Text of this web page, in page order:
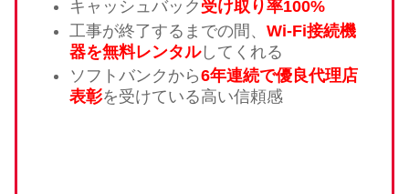
キャッシュバック 受け取り率100%
工事が終了するまでの間、 Wi-Fi接続機
器を無料レンタルしてくれる
ソフトバンクから6年連続で優良代理店
表彰を受けている高い信頼感